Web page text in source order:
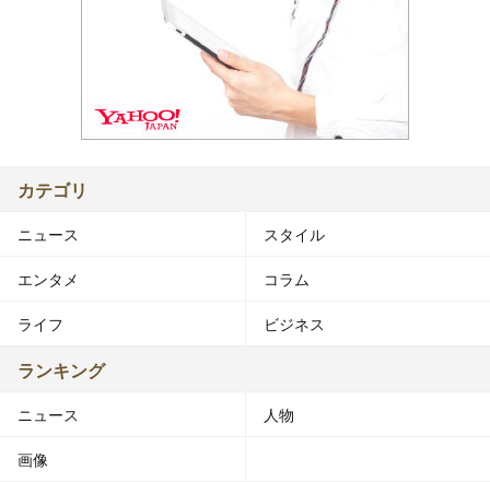
カテゴリ
ニュース スタイル
エンタメ コラム
ライフ ビジネス
ランキング
ニュース 人物
画像